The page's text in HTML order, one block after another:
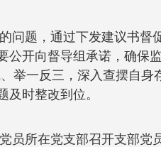
问题，通过下发建议书
开向督导组承诺，确
举一反三，深入查摆自
及时整改到位。
员所在党支部召开支部